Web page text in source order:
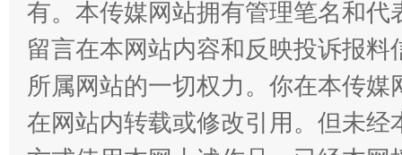
招工难、用工荒背后
有。本传媒网站拥有管理笔名和
留言在本网站内容和反映投诉报
所属网站的一切权力。你在本传
在网站内转载或修改引用。但未